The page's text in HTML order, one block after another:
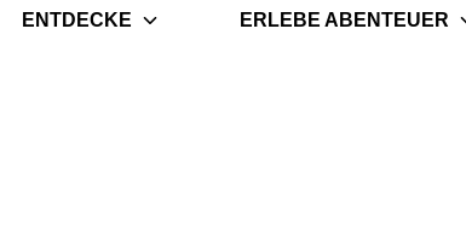
ENTDECKE ERLEBE ABENTEUER